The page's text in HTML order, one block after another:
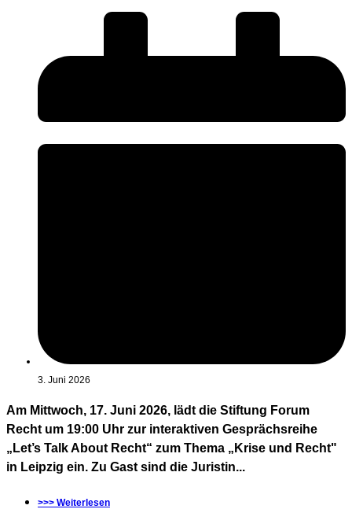
3. Juni 2026
Am Mittwoch, 17. Juni 2026, lädt die Stiftung Forum
Recht um 19:00 Uhr zur interaktiven Gesprächsreihe
„Let’s Talk About Recht“ zum Thema „Krise und Recht"
in Leipzig ein. Zu Gast sind die Juristin...
>>> Weiterlesen